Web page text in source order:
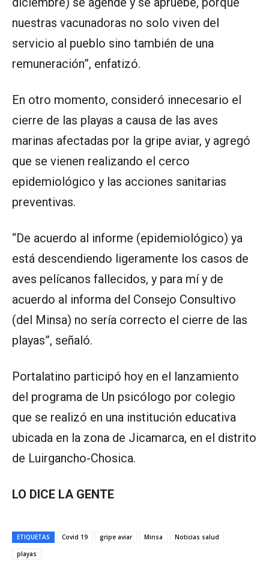
nuestras vacunadoras no solo viven del
servicio al pueblo sino también de una
remuneración”, enfatizó.
En otro momento, consideró innecesario el
cierre de las playas a causa de las aves
marinas afectadas por la gripe aviar, y agregó
que se vienen realizando el cerco
epidemiológico y las acciones sanitarias
preventivas.
“De acuerdo al informe (epidemiológico) ya
está descendiendo ligeramente los casos de
aves pelícanos fallecidos, y para mí y de
acuerdo al informa del Consejo Consultivo
(del Minsa) no sería correcto el cierre de las
playas”, señaló.
Portalatino participó hoy en el lanzamiento
del programa de Un psicólogo por colegio
que se realizó en una institución educativa
ubicada en la zona de Jicamarca, en el distrito
de Luirgancho-Chosica.
LO DICE LA GENTE
ETIQUETAS Covid 19 gripe aviar Minsa
Noticias salud
playas